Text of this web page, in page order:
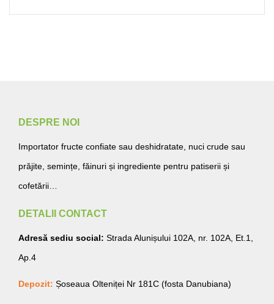
Ai uitat parola?
DESPRE NOI
Importator fructe confiate sau deshidratate, nuci crude sau
prăjite, semințe, făinuri și ingrediente pentru patiserii și
cofetării…
DETALII CONTACT
Adresă sediu social: Strada Alunișului 102A, nr. 102A, Et.1,
Ap.4
Depozit: Șoseaua Olteniței Nr 181C (fosta Danubiana)